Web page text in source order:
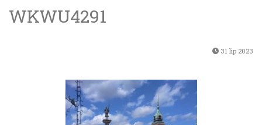
WKWU4291
31 lip 2023